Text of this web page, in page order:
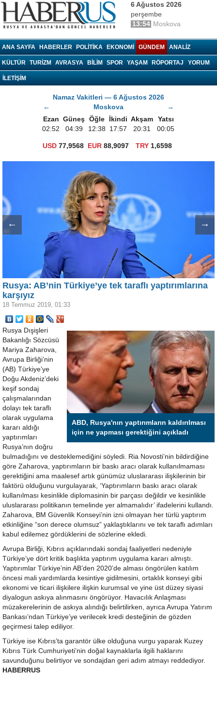
6 Ağustos 2026
perşembe
13:54 Moskova
ANA SAYFA HABERLER POLITIKA EKONOMI GÜNDEM ANALIZ
KÜLTÜR TURIZM AVRASYA BILIM SPOR YAŞAM RÖPORTAJ YORUM
İLETİŞİM
Namaz Vakitleri — 6 Ağustos 2026
←
Moskova
→
Ezan Güneş Öğle İkindi Akşam
Yatsı
02:52
04:39 12:38 17:57 20:31 00:05
USD 77,9568 EUR 88,9097 TRY1,6598
← →
Rusya: AB’nin Türkiye’ye tek taraflı yaptırımlarına
karşıyız
18 Temmuz 2019, 01:33
ABD, Rusya'nın yaptırımların kaldırılması
için ne yapması gerektiğini açıkladı
Rusya Dışişleri
Bakanlığı Sözcüsü
Mariya Zaharova,
Avrupa Birliği’nin
(AB) Türkiye’ye
Doğu Akdeniz’deki
keşif sondaj
çalışmalarından
dolayı tek taraflı
olarak uygulama
kararı aldığı
yaptırımları
Rusya’nın doğru
bulmadığını ve desteklemediğini söyledi. Ria Novosti’nin bildirdiğine
göre Zaharova, yaptırımların bir baskı aracı olarak kullanılmaması
gerektiğini ama maalesef artık günümüz uluslararası ilişkilerinin bir
faktörü olduğunu vurgulayarak, ‘Yaptırımların baskı aracı olarak
kullanılması kesinlikle diplomasinin bir parçası değildir ve kesinlikle
uluslararası politikanın temelinde yer almamalıdır’ ifadelerini kullandı.
Zaharova, BM Güvenlik Konseyi’nin izni olmayan her türlü yaptırım
etkinliğine “son derece olumsuz” yaklaştıklarını ve tek taraflı adımları
kabul edilemez gördüklerini de sözlerine ekledi.
Avrupa Birliği, Kıbrıs açıklarındaki sondaj faaliyetleri nedeniyle
Türkiye’ye dört kritik başlıkta yaptırım uygulama kararı almıştı.
Yaptırımlar Türkiye’nin AB’den 2020’de alması öngörülen katılım
öncesi mali yardımlarda kesintiye gidilmesini, ortaklık konseyi gibi
ekonomi ve ticari ilişkilere ilişkin kurumsal ve yine üst düzey siyasi
diyalogun askıya alınmasını öngörüyor. Havacılık Anlaşması
müzakerelerinin de askıya alındığı belirtilirken, ayrıca Avrupa Yatırım
Bankası’ndan Türkiye’ye verilecek kredi desteğinin de gözden
geçirmesi talep ediliyor.
Türkiye ise Kıbrıs’ta garantör ülke olduğuna vurgu yaparak Kuzey
Kıbrıs Türk Cumhuriyeti’nin doğal kaynaklarla ilgili haklarını
savunduğunu belirtiyor ve sondajdan geri adım atmayı reddediyor.
HABERRUS